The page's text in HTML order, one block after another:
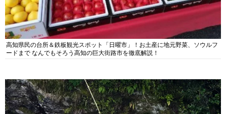
高知県民の台所＆鉄板観光スポット「日曜市」！お土産に地元野菜、ソウルフ
ードまで なんでもそろう高知の巨大街路市を徹底解説！